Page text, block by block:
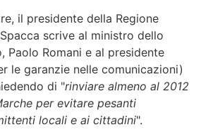
il presidente della Regione
scrive al ministro dello
Paolo Romani e al presidente
le garanzie nelle comunicazioni)
di "rinviare almeno al 2012
per evitare pesanti
locali e ai cittadini".